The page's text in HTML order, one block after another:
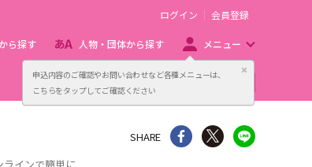
申込内容のご確認やお問い合わせなど各種メニューは、
こちらをタップしてご確認ください
閉じる
ログイン 会員登録
ら探す 人物・団体から探す メニュー
主催者向け販売サービス
SHARE シェア Twitter